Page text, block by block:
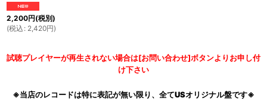
2,200円(税別)
(税込 : 2,420円)
試聴プレイヤーが再生されない場合は[お問い合わせ]ボタンよりお申し付
け下さい
※当店のレコードは特に表記が無い限り、全てUSオリジナル盤です※